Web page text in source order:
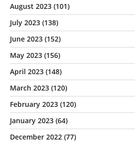
August 2023 (101)
July 2023 (138)
June 2023 (152)
May 2023 (156)
April 2023 (148)
March 2023 (120)
February 2023 (120)
January 2023 (64)
December 2022 (77)